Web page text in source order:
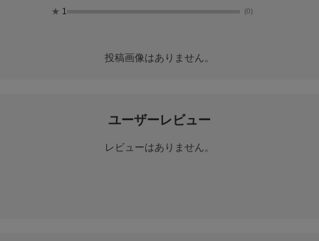
★ 1 (0)
投稿画像はありません。
ユーザーレビュー
レビューはありません。